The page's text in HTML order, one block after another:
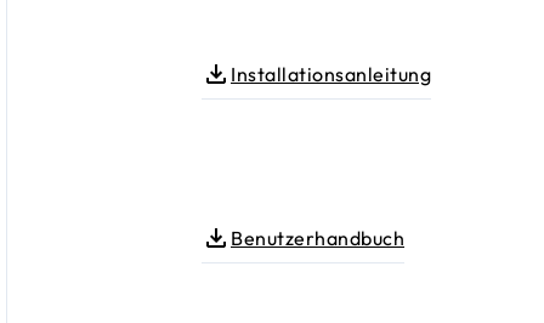
Installationsanleitung
Benutzerhandbuch